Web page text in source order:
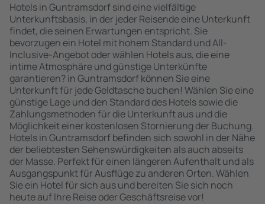
Hotels in Guntramsdorf sind eine vielfältige
Unterkunftsbasis, in der jeder Reisende eine Unterkunft
findet, die seinen Erwartungen entspricht. Sie
bevorzugen ein Hotel mit hohem Standard und All-
Inclusive-Angebot oder wählen Hotels aus, die eine
intime Atmosphäre und günstige Unterkünfte
garantieren? in Guntramsdorf können Sie eine
Unterkunft für jede Geldtasche buchen! Wählen Sie eine
günstige Lage und den Standard des Hotels sowie die
Zahlungsmethoden für die Unterkunft aus und die
Möglichkeit einer kostenlosen Stornierung der Buchung.
Hotels in Guntramsdorf befinden sich sowohl in der Nähe
der beliebtesten Sehenswürdigkeiten als auch abseits
der Masse. Perfekt für einen längeren Aufenthalt und als
Ausgangspunkt für Ausflüge zu anderen Orten. Wählen
Sie ein Hotel für sich aus und bereiten Sie sich noch
heute auf Ihre Reise oder Geschäftsreise vor!